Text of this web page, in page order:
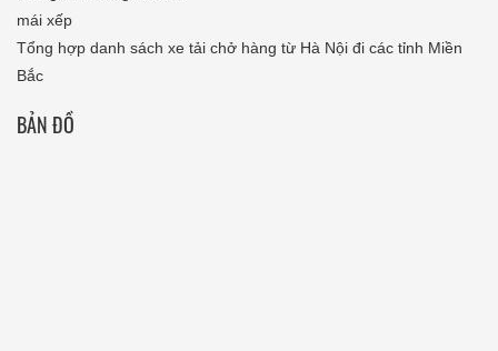
mái xếp
Tổng hợp danh sách xe tải chở hàng từ Hà Nội đi các tỉnh Miền
Bắc
BẢN ĐỒ